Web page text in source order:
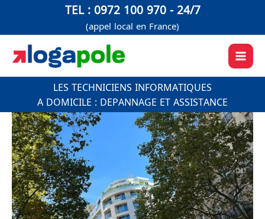
contenu
TEL : 0972 100 970 - 24/7
(appel local en France)
LES TECHNICIENS INFORMATIQUES
A DOMICILE : DEPANNAGE ET ASSISTANCE